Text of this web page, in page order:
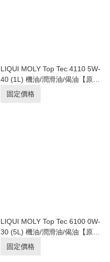
LIQUI MOLY Top Tec 4110 5W-
40 (1L) 機油/潤滑油/偈油【原裝
行貨】
固定價格
LIQUI MOLY Top Tec 6100 0W-
30 (5L) 機油/潤滑油/偈油【原裝
行貨】
固定價格